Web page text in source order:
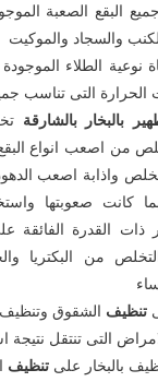
البقع الصعبة
والسجاد والموكيت
نوعية الطلاء
الحرارة التى تناسب
بالبخار بالشارقة
من اصعب انواع البقع
واذابة اصعب
كانت صعوبتها
ذات القدرة الفائقة
من البكتريا
تنظيف الشقوق
التى تنتقل نتيجة
بالبخار علىتنظيف